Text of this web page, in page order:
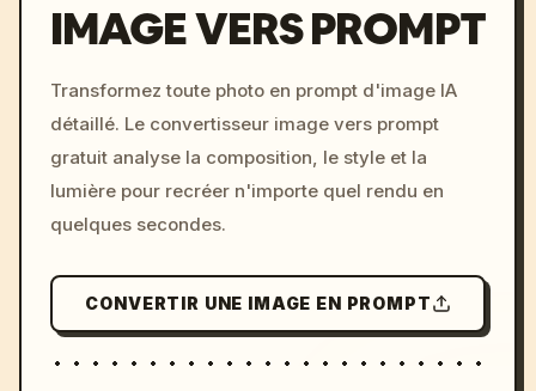
c, cyberpunk sunset, neon
colors, 8k --v 6.0
IMAGE VERS PROMPT
Transformez toute photo en prompt d'image IA
détaillé. Le convertisseur image vers prompt
gratuit analyse la composition, le style et la
lumière pour recréer n'importe quel rendu en
quelques secondes.
CONVERTIR UNE IMAGE EN PROMPT